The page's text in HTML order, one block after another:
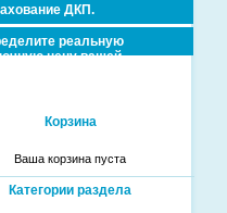
ДКП.
реальную
цену вашей
Корзина
Ваша корзина пуста
Категории раздела